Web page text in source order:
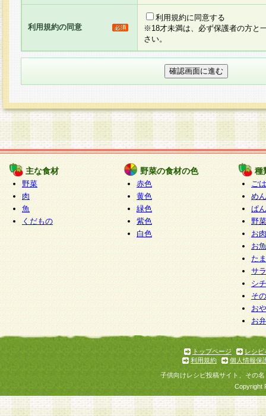
りま す。
3.当社は、会員の事前の承諾を得ることなく、当
方 法・手段にて、本規約を任意に制定、変更ま
きるものとします。改定後の本規約等は、本規約
に掲示したときに、その 他の諸規定については
てその効力を生じるものとします。
4.本規約は、会員登録希望者による会員登録手続
の当社による会員登録の承認が完了した時点で会
たものとみなされ、会員に対して適用されるもの
5.当社がお聞きする個人情報は、すべて会員登録
で提 供いただいたものと考えております。従っ
自らの個人情報の提供を希望されない場合には、
をお預かりいたしません が、提供されないこと
商品やサービス等をご利用いただけない場合があ
了承ください。
6.当社は、お客様から当社が保有している個人情
加・ 利用停止等を求められた場合には、ご本人
て確認できた場合に限り、法令に準拠して合理的
いただきます。なお、開示 請求等の請求先は個
ります。
1.会員とは、本規約等を承諾のうえ、当社所定の
了し、当社が承認した者、グループとします。な
が以下に該当する場合は会員登録をすることがで
利用規約の同意
利用規約に同意する
※18才未満は、必ず保護者の方と
さい。
主な食材
野菜
肉
魚
くだもの
野菜の食材の色
赤色
黄色
緑色
紫色
白色
種
ご
めん
ぱん
野
お
お
た
サ
シ
そ
お
お
トップページ
レシピ
利用規約
個人情報保
子供向けレシピ投稿サイト、その
Copyright